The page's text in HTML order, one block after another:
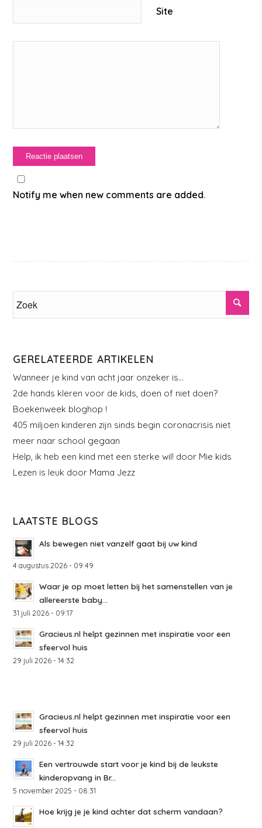
Site
Notify me when new comments are added.
GERELATEERDE ARTIKELEN
Wanneer je kind van acht jaar onzeker is…
2de hands kleren voor de kids, doen of niet doen?
Boekenweek bloghop !
405 miljoen kinderen zijn sinds begin coronacrisis niet
meer naar school gegaan
Help, ik heb een kind met een sterke wil! door Mie kids
Lezen is leuk door Mama Jezz
LAATSTE BLOGS
Als bewegen niet vanzelf gaat bij uw kind
4 augustus 2026 - 09:49
Waar je op moet letten bij het samenstellen van je
allereerste baby...
31 juli 2026 - 09:17
Gracieus.nl helpt gezinnen met inspiratie voor een
sfeervol huis
29 juli 2026 - 14:32
Gracieus.nl helpt gezinnen met inspiratie voor een
sfeervol huis
29 juli 2026 - 14:32
Een vertrouwde start voor je kind bij de leukste
kinderopvang in Br...
5 november 2025 - 08:31
Hoe krijg je je kind achter dat scherm vandaan?